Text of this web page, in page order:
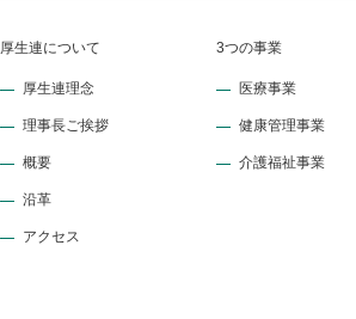
厚生連について
厚生連理念
理事長ご挨拶
概要
沿革
アクセス
3つの事業
医療事業
健康管理事業
介護福祉事業